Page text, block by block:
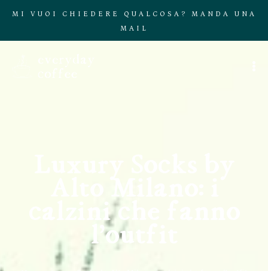
MI VUOI CHIEDERE QUALCOSA? MANDA UNA
MAIL
calzini che fanno
l’outfit